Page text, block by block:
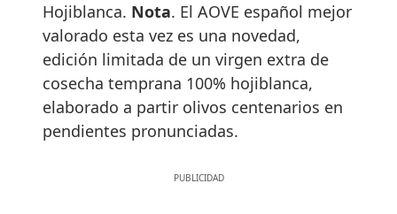
Hojiblanca. Nota. El AOVE español mejor
valorado esta vez es una novedad,
edición limitada de un virgen extra de
cosecha temprana 100% hojiblanca,
elaborado a partir olivos centenarios en
pendientes pronunciadas.